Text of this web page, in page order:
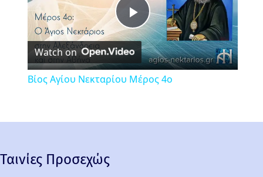
Play
Video
Watch on
Βίος Αγίου Νεκταρίου Μέρος 4ο
Ταινίες Προσεχώς